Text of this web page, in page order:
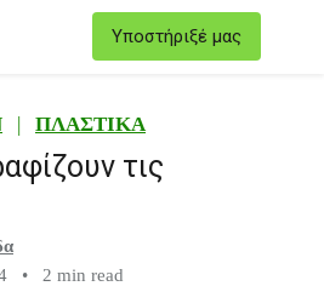
Υποστήριξέ μας
| ΠΛΑΣΤΙΚΑ
τις
• 2 min read